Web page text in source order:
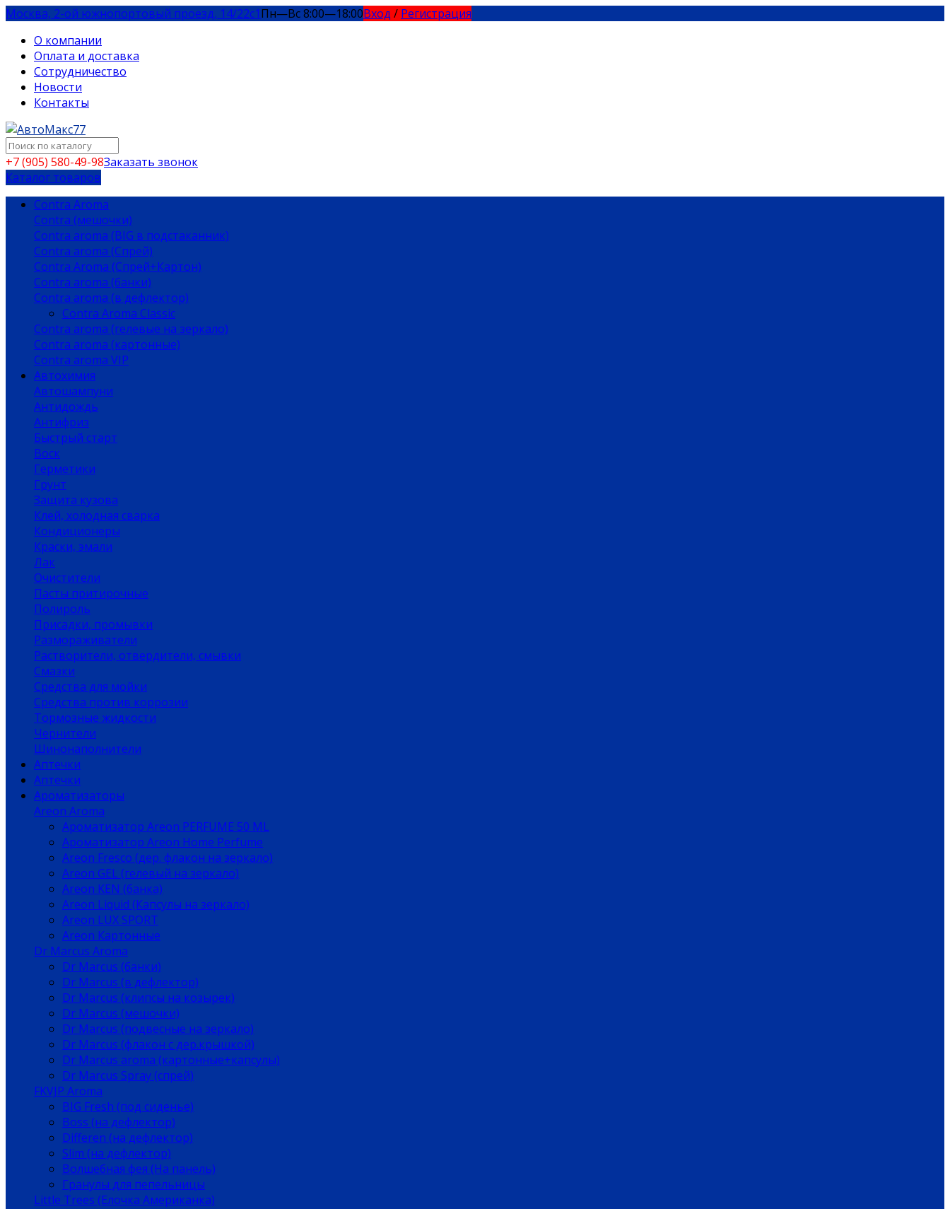
Москва, 2-ой южнопортовый проезд, 14/22c1Пн—Вс 8:00—18:00Вход / Регистрация
О компании
Оплата и доставка
Сотрудничество
Новости
Контакты
+7 (905) 580-49-98Заказать звонок
Каталог товаров
Contra Aroma
Contra (мешочки)
Contra aroma (BIG в подстаканник)
Contra aroma (Спрей)
Contra Aroma (Спрей+Картон)
Contra aroma (банки)
Contra aroma (в дефлектор)
Contra Aroma Classic
Contra aroma (гелевые на зеркало)
Contra aroma (картонные)
Contra aroma VIP
Автохимия
Автошампуни
Антидождь
Антифриз
Быстрый старт
Воск
Герметики
Грунт
Защита кузова
Клей, холодная сварка
Кондиционеры
Краски, эмали
Лак
Очистители
Пасты притирочные
Полироль
Присадки, промывки
Размораживатели
Растворители, отвердители, смывки
Смазки
Средства для мойки
Средства против коррозии
Тормозные жидкости
Чернители
Шинонаполнители
Аптечки
Аптечки
Ароматизаторы
Areon Aroma
Ароматизатор Areon PERFUME 50 ML
Ароматизатор Areon Home Perfume
Areon Fresco (дер. флакон на зеркало)
Areon GEL (гелевый на зеркало)
Areon KEN (банка)
Areon Liquid (Капсулы на зеркало)
Areon LUX SPORT
Areon Картонные
Dr Marcus Aroma
Dr Marcus (банки)
Dr Marcus (в дефлектор)
Dr Marcus (клипсы на козырек)
Dr Marcus (мешочки)
Dr Marcus (подвесные на зеркало)
Dr Marcus (флакон с дер.крышкой)
Dr Marcus aroma (картонные+капсулы)
Dr Marcus Spray (спрей)
FKVJP Aroma
BIG Fresh (под сиденье)
Boss (на дефлектор)
Differen (на дефлектор)
Slim (на дефлектор)
Волшебная фея (На панель)
Гранулы для пепельницы
Little Trees (Елочка Американка)